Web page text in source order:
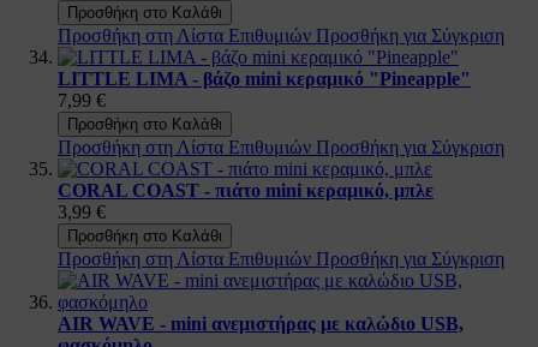
Προσθήκη στο Καλάθι
Προσθήκη στη Λίστα Επιθυμιών Προσθήκη για Σύγκριση
LITTLE LIMA - βάζο mini κεραμικό "Pineapple"
7,99 €
Προσθήκη στο Καλάθι
Προσθήκη στη Λίστα Επιθυμιών Προσθήκη για Σύγκριση
CORAL COAST - πιάτο mini κεραμικό, μπλε
3,99 €
Προσθήκη στο Καλάθι
Προσθήκη στη Λίστα Επιθυμιών Προσθήκη για Σύγκριση
AIR WAVE - mini ανεμιστήρας με καλώδιο USB,